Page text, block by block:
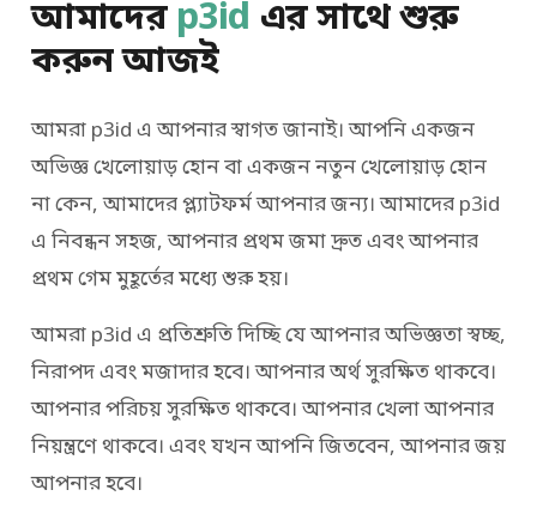
আমাদের p3id এর সাথে শুরু
করুন আজই
আমরা p3id এ আপনার স্বাগত জানাই। আপনি একজন
অভিজ্ঞ খেলোয়াড় হোন বা একজন নতুন খেলোয়াড় হোন
না কেন, আমাদের প্ল্যাটফর্ম আপনার জন্য। আমাদের p3id
এ নিবন্ধন সহজ, আপনার প্রথম জমা দ্রুত এবং আপনার
প্রথম গেম মুহূর্তের মধ্যে শুরু হয়।
আমরা p3id এ প্রতিশ্রুতি দিচ্ছি যে আপনার অভিজ্ঞতা স্বচ্ছ,
নিরাপদ এবং মজাদার হবে। আপনার অর্থ সুরক্ষিত থাকবে।
আপনার পরিচয় সুরক্ষিত থাকবে। আপনার খেলা আপনার
নিয়ন্ত্রণে থাকবে। এবং যখন আপনি জিতবেন, আপনার জয়
আপনার হবে।